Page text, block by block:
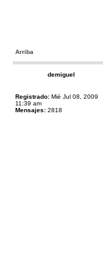
Arriba
demiguel
Registrado: Mié Jul 08, 2009
11:39 am
Mensajes: 2818